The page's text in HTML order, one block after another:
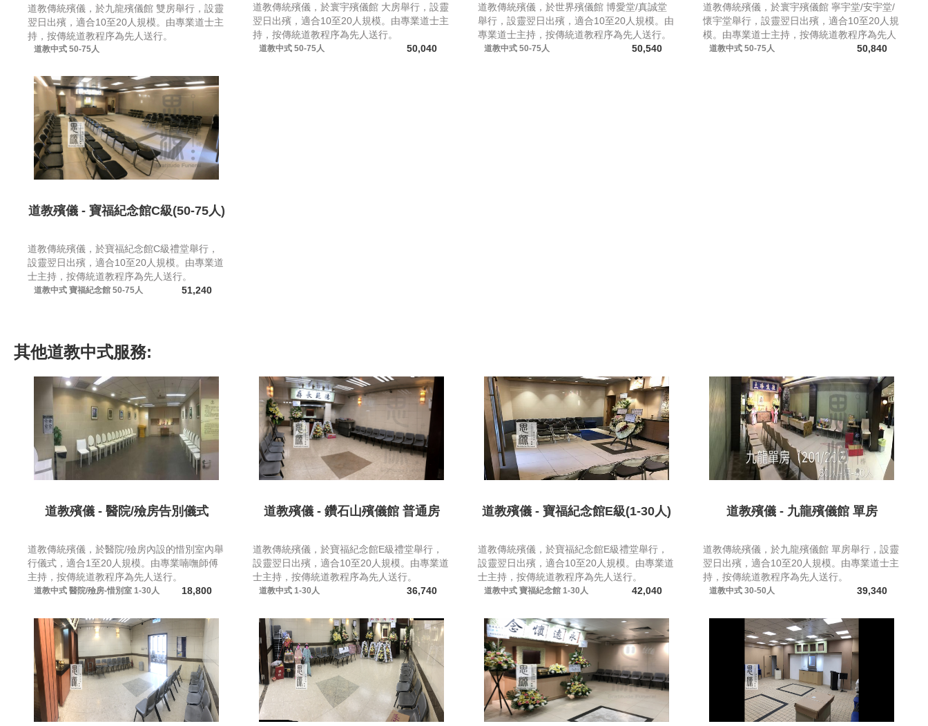
道教傳統殯儀，於九龍殯儀館 雙房舉行，設靈
翌日出殯，適合10至20人規模。由專業道士主
持，按傳統道教程序為先人送行。
道教中式 50-75人
道教傳統殯儀，於寰宇殯儀館 大房舉行，設靈
翌日出殯，適合10至20人規模。由專業道士主
持，按傳統道教程序為先人送行。
道教中式 50-75人 50,040
道教傳統殯儀，於世界殯儀館 博愛堂/真誠堂
舉行，設靈翌日出殯，適合10至20人規模。由
專業道士主持，按傳統道教程序為先人送行。
道教中式 50-75人 50,540
道教傳統殯儀，於寰宇殯儀館 寧宇堂/安宇堂/
懷宇堂舉行，設靈翌日出殯，適合10至20人規
模。由專業道士主持，按傳統道教程序為先人
送行。
道教中式 50-75人 50,840
道教殯儀 - 寶福紀念館C級(50-75人)
道教傳統殯儀，於寶福紀念館C級禮堂舉行，
設靈翌日出殯，適合10至20人規模。由專業道
士主持，按傳統道教程序為先人送行。
道教中式 寶福紀念館 50-75人 51,240
其他道教中式服務:
道教殯儀 - 醫院/殮房告別儀式
道教傳統殯儀，於醫院/殮房內設的惜別室內舉
行儀式，適合1至20人規模。由專業喃嘸師傅
主持，按傳統道教程序為先人送行。
道教中式 醫院/殮房-惜別室 1-30人 18,800
道教殯儀 - 鑽石山殯儀館 普通房
道教傳統殯儀，於寶福紀念館E級禮堂舉行，
設靈翌日出殯，適合10至20人規模。由專業道
士主持，按傳統道教程序為先人送行。
道教中式 1-30人 36,740
道教殯儀 - 寶福紀念館E級(1-30人)
道教傳統殯儀，於寶福紀念館E級禮堂舉行，
設靈翌日出殯，適合10至20人規模。由專業道
士主持，按傳統道教程序為先人送行。
道教中式 寶福紀念館 1-30人 42,040
道教殯儀 - 九龍殯儀館 單房
道教傳統殯儀，於九龍殯儀館 單房舉行，設靈
翌日出殯，適合10至20人規模。由專業道士主
持，按傳統道教程序為先人送行。
道教中式 30-50人 39,340